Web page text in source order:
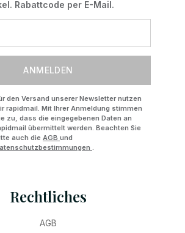
Rabattcode per E-Mail.
ANMELDEN
den Versand unserer Newsletter nutzen
rapidmail. Mit Ihrer Anmeldung stimmen
zu, dass die eingegebenen Daten an
übermittelt werden. Beachten Sie
auch die AGB und
Rechtliches
AGB